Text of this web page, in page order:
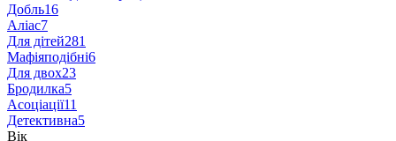
Добль16
Аліас7
Для дітей281
Мафіяподібні6
Для двох23
Бродилка5
Асоціації11
Детективна5
Вік